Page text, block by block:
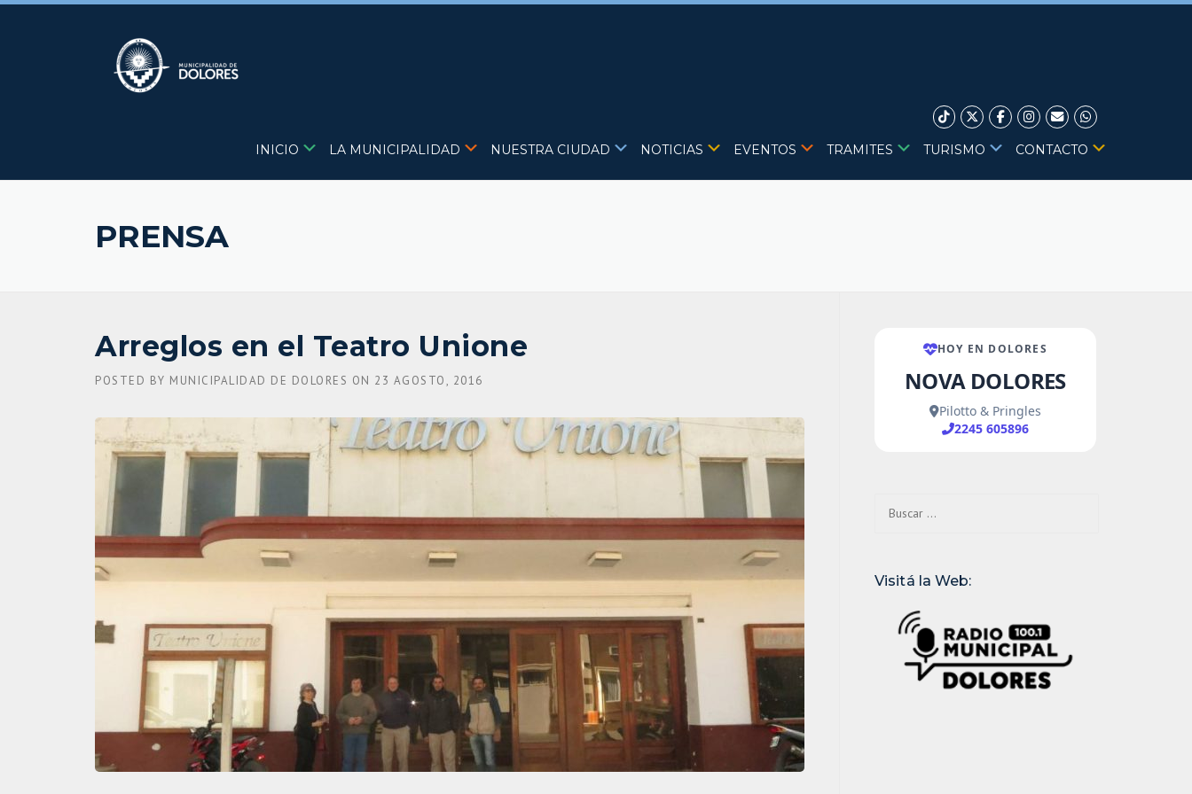
Skip
INICIO LA MUNICIPALIDAD NUESTRA CIUDAD NOTICIAS EVENTOS TRAMITES TURISMO CONTACTO
PRENSA
Arreglos en el Teatro Unione
POSTED BY MUNICIPALIDAD DE DOLORES ON 23 AGOSTO, 2016
Visitá la Web: